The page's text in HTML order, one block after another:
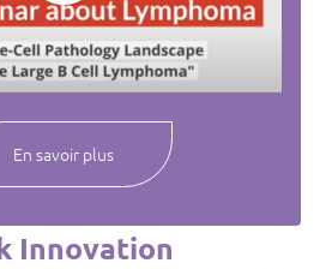
séances précédentes et joignez-vous
lymphomes et des maladies
En savoir plus
Innovation